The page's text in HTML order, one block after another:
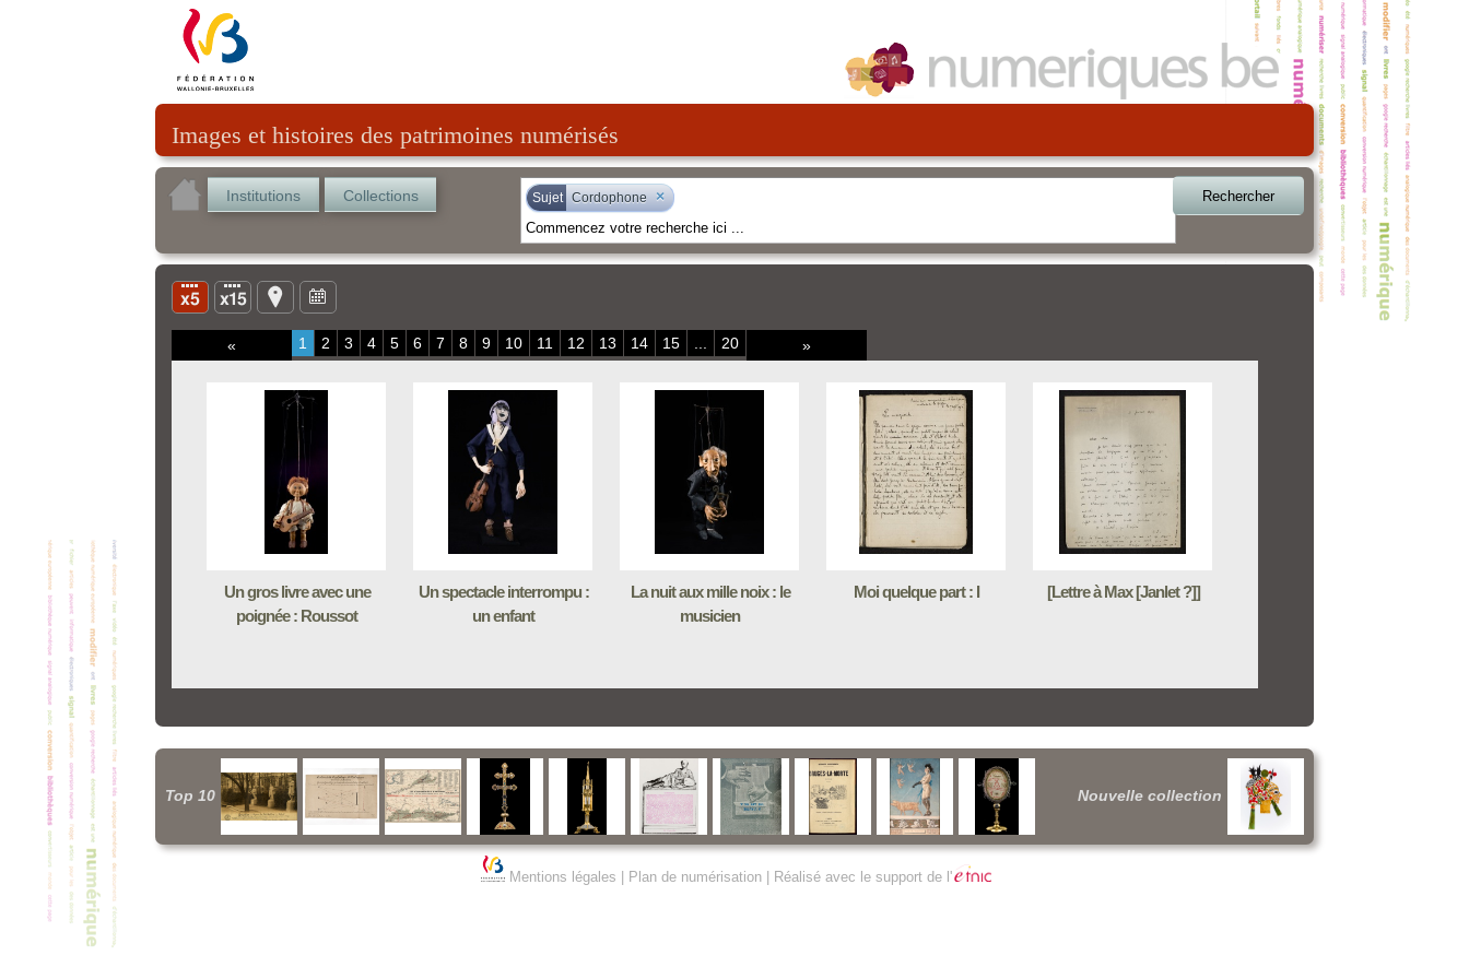
Images et histoires des patrimoines numérisés
Institutions Collections Sujet Cordophone × Rechercher
« 1 2 3 4 5 6 7 8 9 10 11 12 13 14 15 20 »
Un gros livre avec une
poignée : Roussot
Un spectacle interrompu :
un enfant
La nuit aux mille noix : le
musicien
Moi quelque part : I [Lettre à Max [Janlet ?]]
Top 10 Nouvelle collection
Mentions légales Plan de numérisation| Réalisé avec le support de l'